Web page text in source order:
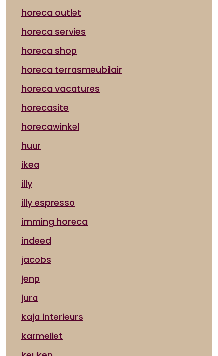
horeca outlet
horeca servies
horeca shop
horeca terrasmeubilair
horeca vacatures
horecasite
horecawinkel
huur
ikea
illy
illy espresso
imming horeca
indeed
jacobs
jenp
jura
kaja interieurs
karmeliet